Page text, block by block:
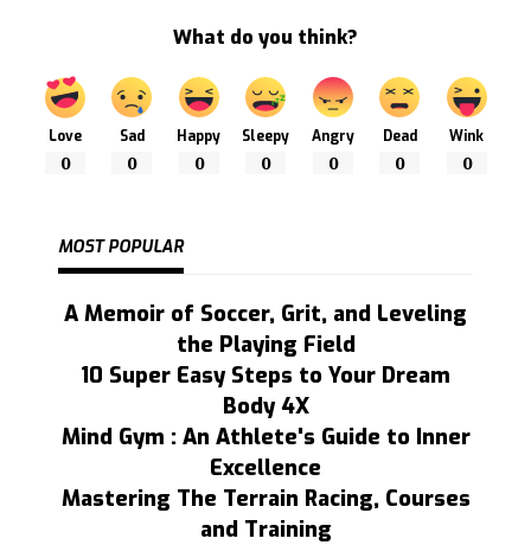
What do you think?
Love
0
Sad
0
Happy
0
Sleepy
0
Angry
0
Dead
0
Wink
0
MOST POPULAR
A Memoir of Soccer, Grit, and Leveling
the Playing Field
10 Super Easy Steps to Your Dream
Body 4X
Mind Gym : An Athlete's Guide to Inner
Excellence
Mastering The Terrain Racing, Courses
and Training